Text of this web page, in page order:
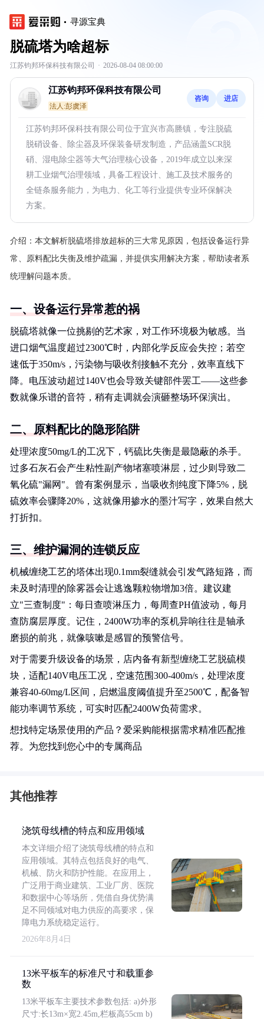
寻源宝典
脱硫塔为啥超标
江苏钧邦环保科技有限公司 · 2026-08-04 08:00:00
江苏钧邦环保科技有限公司
法人:彭虞泽
咨询 进店
江苏钧邦环保科技有限公司位于宜兴市高塍镇，专注脱硫
脱硝设备、除尘器及环保装备研发制造，产品涵盖SCR脱
硝、湿电除尘器等大气治理核心设备，2019年成立以来深
耕工业烟气治理领域，具备工程设计、施工及技术服务的
全链条服务能力，为电力、化工等行业提供专业环保解决
方案。
介绍： 本文解析脱硫塔排放超标的三大常见原因，包括设备运行异
常、原料配比失衡及维护疏漏，并提供实用解决方案，帮助读者系
统理解问题本质。
一、设备运行异常惹的祸
脱硫塔就像一位挑剔的艺术家，对工作环境极为敏感。当
进口烟气温度超过2300℃时，内部化学反应会失控；若空
速低于350m/s，污染物与吸收剂接触不充分，效率直线下
降。电压波动超过140V也会导致关键部件罢工——这些参
数就像乐谱的音符，稍有走调就会演砸整场环保演出。
二、原料配比的隐形陷阱
处理浓度50mg/L的工况下，钙硫比失衡是最隐蔽的杀手。
过多石灰石会产生粘性副产物堵塞喷淋层，过少则导致二
氧化硫"漏网"。曾有案例显示，当吸收剂纯度下降5%，脱
硫效率会骤降20%，这就像用掺水的墨汁写字，效果自然大
打折扣。
三、维护漏洞的连锁反应
机械缠绕工艺的塔体出现0.1mm裂缝就会引发气路短路，而
未及时清理的除雾器会让逃逸颗粒物增加3倍。建议建
立"三查制度"：每日查喷淋压力，每周查PH值波动，每月
查防腐层厚度。记住，2400W功率的泵机异响往往是轴承
磨损的前兆，就像咳嗽是感冒的预警信号。
对于需要升级设备的场景，店内备有新型缠绕工艺脱硫模
块，适配140V电压工况，空速范围300-400m/s，处理浓度
兼容40-60mg/L区间，启燃温度阈值提升至2500℃，配备智
能功率调节系统，可实时匹配2400W负荷需求。
想找特定场景使用的产品？爱采购能根据需求精准匹配推
荐。为您找到您心中的专属商品
其他推荐
浇筑母线槽的特点和应用领域
本文详细介绍了浇筑母线槽的特点和
应用领域。其特点包括良好的电气、
机械、防火和防护性能。在应用上，
广泛用于商业建筑、工业厂房、医院
和数据中心等场所，凭借自身优势满
足不同领域对电力供应的高要求，保
障电力系统稳定运行。
2026年8月4日
13米平板车的标准尺寸和载重参
数
13米平板车主要技术参数包括: a)外形
尺寸:长13m×宽2.45m,栏板高55cm b)